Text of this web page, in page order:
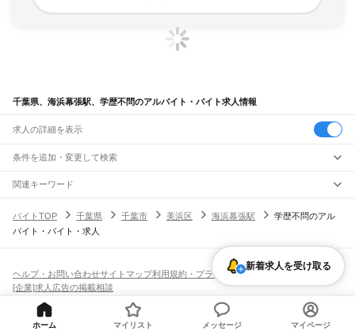
千葉県、海浜幕張駅、学歴不問のアルバイト・バイト求人情報
求人の詳細を表示
条件を追加・変更して検索
市区町村を追加・変更
千葉県すべて
千葉市 すべて
野田市茂原市成田市 佐倉市東金市
旭市習志野市柏市勝浦市市原市流山市八千代市
君津市富津市浦安市
匝瑳市
いすみ市 印旛郡香取郡
夷隅郡
安房郡
駅を追加・変更
船橋法典駅
JR中央・総武線
市川駅本八幡駅下総中山駅
新検見川駅
千葉駅
JR総武本線
職種を追加・変更
飲食・フードサービスすべて
ホールスタッフキッチンスタッフ 精肉・鮮魚加工給食調理
飲食店補助（開店・閉店準備）
飲食店（店長・マネージャー）
営業・販売
人気
ピアスOK
オープニングスタッフ
留学生・外国人活躍中
勤務期間
雇用形態を追加・変更
アルバイト・パート
正社員
都道府県を変更
関連キーワード
バイトTOP
千葉県 千葉市 美浜区 海浜幕張駅
学歴不問のアル
バイト・バイト・求人
新着求人を受け取る
ヘルプ・お問い合わせサイトマップ利用規約・プライバシーポリシー
[企業]求人広告の掲載相談
ホーム マイリスト メッセージ マイページ